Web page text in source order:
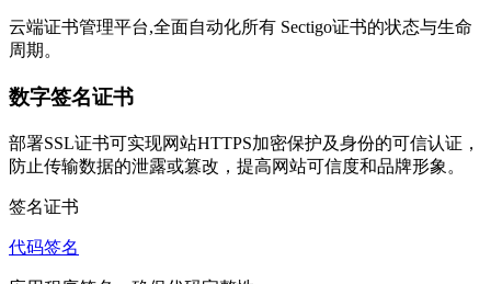
云端证书管理平台,全面自动化所有 Sectigo证书的状态与生命
周期。
数字签名证书
部署SSL证书可实现网站HTTPS加密保护及身份的可信认证，
防止传输数据的泄露或篡改，提高网站可信度和品牌形象。
签名证书
代码签名